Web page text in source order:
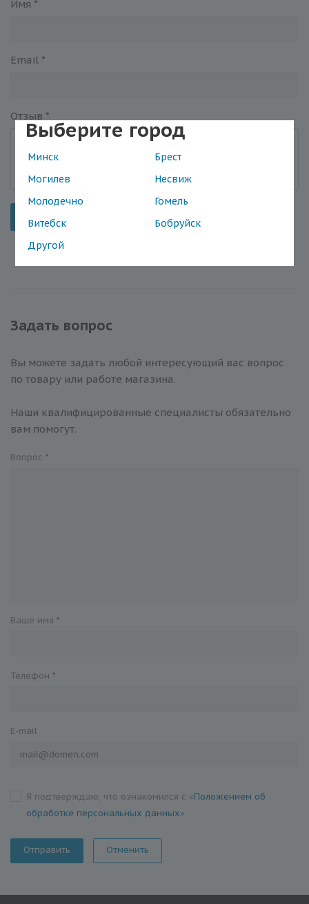
Выберите город
Минск
Брест
Могилев
Несвиж
Молодечно
Гомель
Витебск
Бобруйск
Другой
Имя *
Email *
Отзыв *
Отправить
Задать вопрос
Вы можете задать любой интересующий вас вопрос
по товару или работе магазина.
Наши квалифицированные специалисты обязательно
вам помогут.
Вопрос *
Ваше имя *
Телефон *
E-mail
Я подтверждаю, что ознакомился с «Положением об
обработке персональных данных»
Отменить